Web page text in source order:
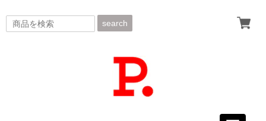
search